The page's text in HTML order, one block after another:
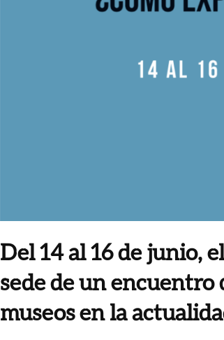
Del 14 al 16 de junio,
sede de un encuentro
museos en la